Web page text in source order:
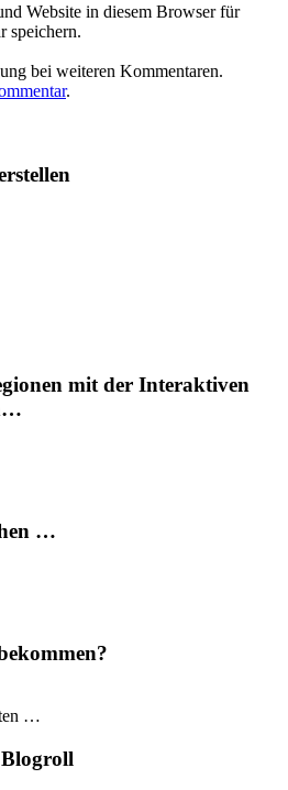
Website in diesem Browser für
speichern.
bei weiteren Kommentaren.
.
mit der Interaktiven
…
…